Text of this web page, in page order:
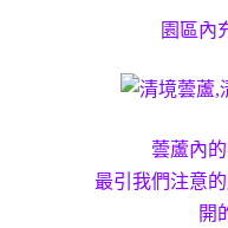
園區內
蕓蘆內
最引我們注意
開